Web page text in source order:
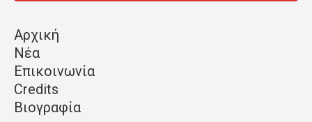
Αρχική
Νέα
Επικοινωνία
Credits
Βιογραφία